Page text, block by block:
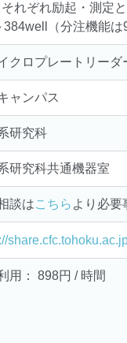
れぞれ励起・測定と
384well（分注機能は
クロプレートリーダ
ャンパス
研究科
研究科共通機器室
談はこちら より必要
用： 898円 / 時間